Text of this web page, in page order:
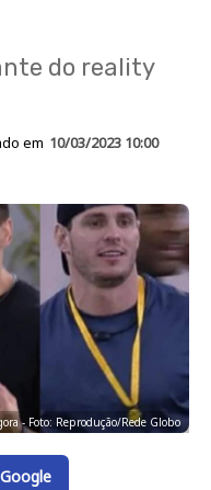
do reality
em 10/03/2023 10:00
- Foto: Reprodução/Rede Globo